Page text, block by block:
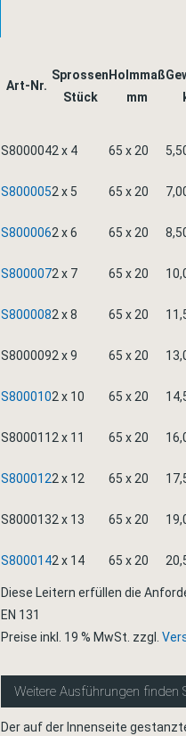
Art-Nr.
Sprossen
Stück
Holmmaß
mm
S8000042 x 4 65 x 20
S8000052 x 5 65 x 20
S8000062 x 6 65 x 20
S8000072 x 7 65 x 20
S8000082 x 8 65 x 20
S8000092 x 9 65 x 20
S8000102 x 10 65 x 20
S8000112 x 11 65 x 20
S8000122 x 12 65 x 20
S8000132 x 13 65 x 20
S8000142 x 14 65 x 20
Diese Leitern erfüllen die
EN 131
Preise inkl. 19 % MwSt. zzgl.
Weitere Ausführungen finden
Der auf der Innenseite